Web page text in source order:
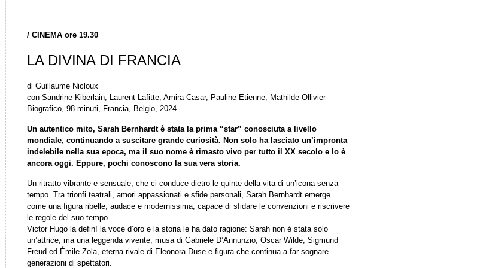
/ CINEMA ore 19.30
LA DIVINA DI FRANCIA
di Guillaume Nicloux
con Sandrine Kiberlain, Laurent Lafitte, Amira Casar, Pauline Etienne, Mathilde Ollivier
Biografico, 98 minuti, Francia, Belgio, 2024
Un autentico mito, Sarah Bernhardt è stata la prima “star” conosciuta a livello
mondiale, continuando a suscitare grande curiosità. Non solo ha lasciato un’impronta
indelebile nella sua epoca, ma il suo nome è rimasto vivo per tutto il XX secolo e lo è
ancora oggi. Eppure, pochi conoscono la sua vera storia.
Un ritratto vibrante e sensuale, che ci conduce dietro le quinte della vita di un’icona senza
tempo. Tra trionfi teatrali, amori appassionati e sfide personali, Sarah Bernhardt emerge
come una figura ribelle, audace e modernissima, capace di sfidare le convenzioni e riscrivere
le regole del suo tempo.
Victor Hugo la definì la voce d’oro e la storia le ha dato ragione: Sarah non è stata solo
un’attrice, ma una leggenda vivente, musa di Gabriele D’Annunzio, Oscar Wilde, Sigmund
Freud ed Émile Zola, eterna rivale di Eleonora Duse e figura che continua a far sognare
generazioni di spettatori.